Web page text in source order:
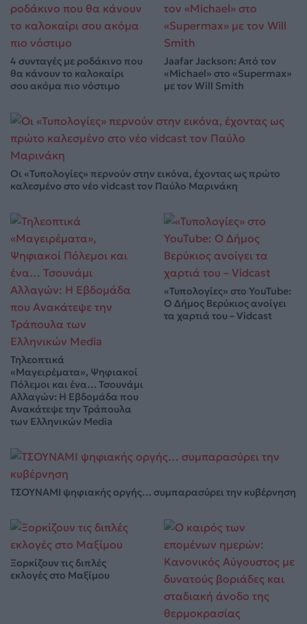
4 συνταγές με ροδάκινο που
θα κάνουν το καλοκαίρι
σου ακόμα πιο νόστιμο
Jaafar Jackson: Από τον
«Michael» στο «Supermax»
με τον Will Smith
Οι «Τυπολογίες» περνούν στην εικόνα, έχοντας ως πρώτο
καλεσμένο στο νέο vidcast τον Παύλο Μαρινάκη
Τηλεοπτικά
«Μαγειρέματα», Ψηφιακοί
Πόλεμοι και ένα… Τσουνάμι
Αλλαγών: Η Εβδομάδα που
Ανακάτεψε την Τράπουλα
των Ελληνικών Media
«Τυπολογίες» στο YouTube:
Ο Δήμος Βερύκιος ανοίγει
τα χαρτιά του – Vidcast
ΤΣΟΥΝΑΜΙ ψηφιακής οργής… συμπαρασύρει την κυβέρνηση
Ξορκίζουν τις διπλές
εκλογές στο Μαξίμου